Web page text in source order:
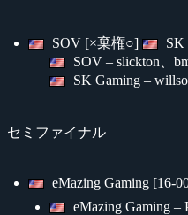
SOV [×棄権○]
SK
SOV – slickton、
SK Gaming –
セミファイナル
eMazing Gaming [16-
eMazing Gaming –